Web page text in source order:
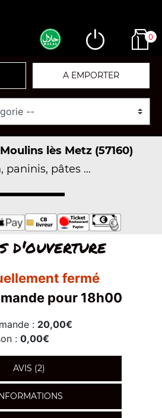
0
A EMPORTER
lès Metz (57160)
paninis, pâtes ...
d'ouverture
fermé
pour 18h00
: 20,00€
: 0,00€
AVIS (2)